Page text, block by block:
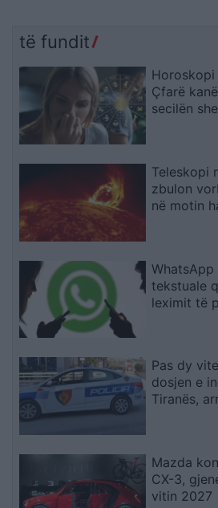
të fundit
Çfarë
secilën
Teleskopi
zbulon
në motin
tekstuale
leximit të
Pas dy
dosjen e
Tiranës,
Mazda
CX-3,
vitin 2027